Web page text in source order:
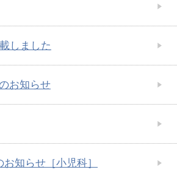
しました
お知らせ
知らせ［小児科］